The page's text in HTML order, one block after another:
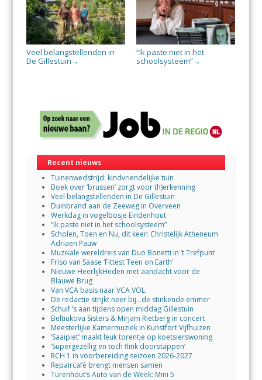
Veel belangstellenden in
De Gillestuin →
“Ik paste niet in het
schoolsysteem”→
Recent nieuws
Tuinenwedstrijd: kindvriendelijke tuin
Boek over ‘brussen’ zorgt voor (h)erkenning
Veel belangstellenden in De Gillestuin
Duinbrand aan de Zeeweg in Overveen
Werkdag in vogelbosje Eindenhout
“Ik paste niet in het schoolsysteem”
Scholen, Toen en Nu, dit keer: Christelijk Atheneum
Adriaen Pauw
Muzikale wereldreis van Duo Bonetti in ’t Trefpunt
Friso van Saase ‘Fittest Teen on Earth’
Nieuwe HeerlijkHeden met aandacht voor de
Blauwe Brug
Van VCA basis naar VCA VOL
De redactie strijkt neer bij…de stinkende emmer
Schuif ’s aan tijdens open middag Gillestuin
Beltiukova Sisters & Mirjam Rietberg in concert
Meesterlijke Kamermuziek in Kunstfort Vijfhuizen
‘Saaipiet’ maakt leuk torentje op koetsierswoning
‘Supergezellig en toch flink doorstappen’
RCH 1 in voorbereiding seizoen 2026-2027
Repaircafé brengt mensen samen
Turenhout’s Auto van de Week: Mini 5